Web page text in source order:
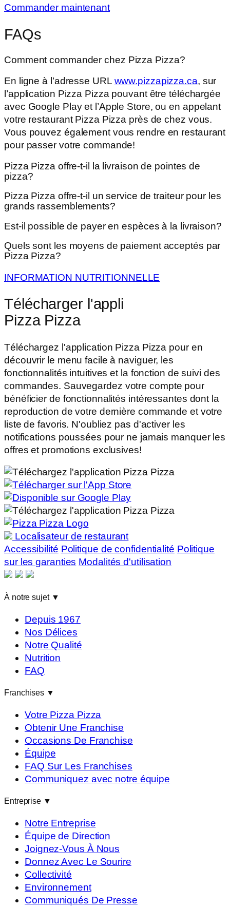
Commander maintenant
FAQs
Comment commander chez Pizza Pizza?
En ligne à l’adresse URL www.pizzapizza.ca, sur
l’application Pizza Pizza pouvant être téléchargée
avec Google Play et l’Apple Store, ou en appelant
votre restaurant Pizza Pizza près de chez vous.
Vous pouvez également vous rendre en restaurant
pour passer votre commande!
Pizza Pizza offre-t-il la livraison de pointes de
pizza?
Pizza Pizza offre-t-il un service de traiteur pour les
grands rassemblements?
Est-il possible de payer en espèces à la livraison?
Quels sont les moyens de paiement acceptés par
Pizza Pizza?
INFORMATION NUTRITIONNELLE
Télécharger l'appli
Pizza Pizza
Téléchargez l'application Pizza Pizza pour en
découvrir le menu facile à naviguer, les
fonctionnalités intuitives et la fonction de suivi des
commandes. Sauvegardez votre compte pour
bénéficier de fonctionnalités intéressantes dont la
reproduction de votre dernière commande et votre
liste de favoris. N'oubliez pas d'activer les
notifications poussées pour ne jamais manquer les
offres et promotions exclusives!
Localisateur de restaurant
Accessibilité Politique de confidentialité Politique
sur les garanties Modalités d'utilisation
À notre sujet ▼
Depuis 1967
Nos Délices
Notre Qualité
Nutrition
FAQ
Franchises ▼
Votre Pizza Pizza
Obtenir Une Franchise
Occasions De Franchise
Équipe
FAQ Sur Les Franchises
Communiquez avec notre équipe
Entreprise ▼
Notre Entreprise
Équipe de Direction
Joignez-Vous À Nous
Donnez Avec Le Sourire
Collectivité
Environnement
Communiqués De Presse